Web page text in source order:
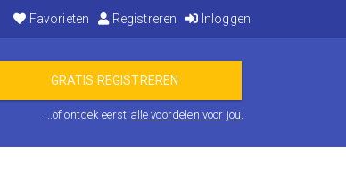
Favorieten Registreren Inloggen
...of ontdek eerst alle voordelen voor jou.